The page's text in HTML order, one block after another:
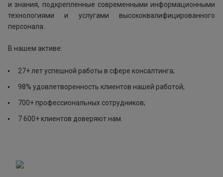
и знания, подкрепленные современными информационными
технологиями и услугами высококвалифицированного
персонала.
В нашем активе:
27+ лет успешной работы в сфере консалтинга;
98% удовлетворенность клиентов нашей работой;
700+ профессиональных сотрудников;
7 600+ клиентов доверяют нам.